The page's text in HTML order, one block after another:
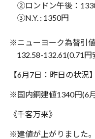
②ロンドン午後：
③N.Y. : 1350円
※ニューヨーク為替引
132.58-132.61(0.71円
【6月7日：昨日の状況】
※国内銅建値1340円(6
《千客万来》
※建値が上がりました